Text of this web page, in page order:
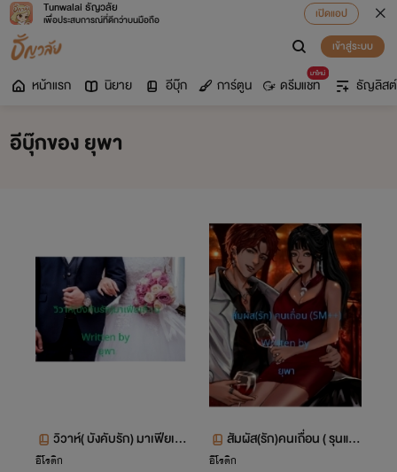
Tunwalai ธัญวลัย
เพื่อประสบการณ์ที่ดีกว่าบนมือถือ
เปิดแอป
เข้าสู่ระบบ
หน้าแรก นิยาย อีบุ๊ก การ์ตูน
มาใหม่
ดรีมแชท ธัญลิสต์
อีบุ๊กของ ยุพา
วิวาห์( บังคับรัก) มาเฟียเถื่
อีโรติก
สัมผัส(รัก)คนเถื่อน ( รุนแร
ง) SM +++
อีโรติก